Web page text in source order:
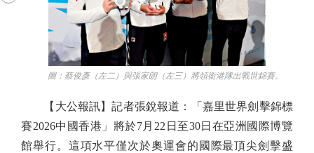
圖：蔡俊彥（左二）與張家朗（左三）將領銜港隊出戰世錦賽。
【大公報訊】記者張銳報道：「嘉里世界劍擊錦標
賽2026中國香港」將於7月22日至30日在亞洲國際博覽
館舉行。這項水平僅次於奧運會的國際最頂尖劍擊盛